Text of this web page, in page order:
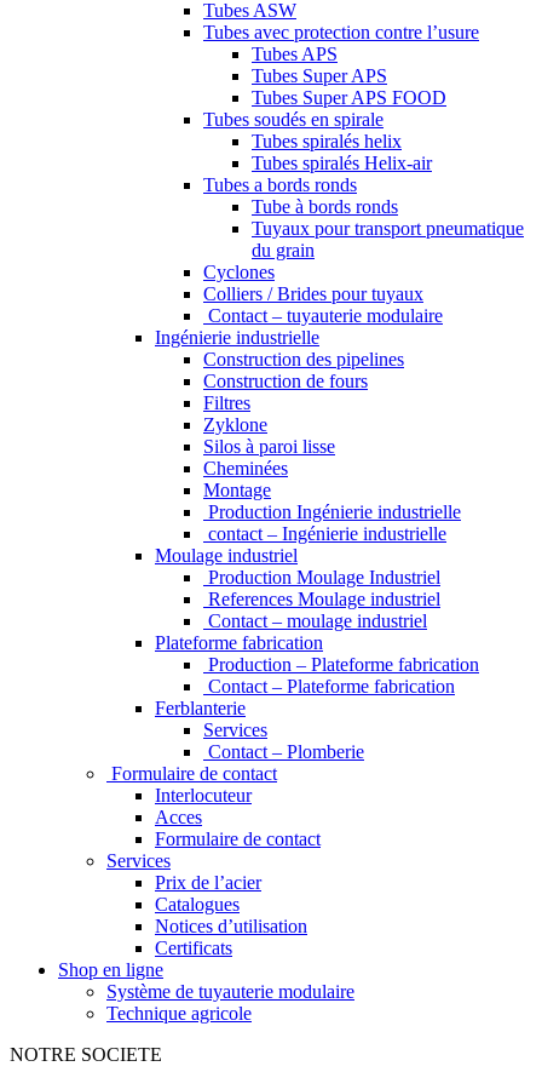
Tubes ASW
Tubes avec protection contre l’usure
Tubes APS
Tubes Super APS
Tubes Super APS FOOD
Tubes soudés en spirale
Tubes spiralés helix
Tubes spiralés Helix-air
Tubes a bords ronds
Tube à bords ronds
Tuyaux pour transport pneumatique
du grain
Cyclones
Colliers / Brides pour tuyaux
Contact – tuyauterie modulaire
Ingénierie industrielle
Construction des pipelines
Construction de fours
Filtres
Zyklone
Silos à paroi lisse
Cheminées
Montage
Production Ingénierie industrielle
contact – Ingénierie industrielle
Moulage industriel
Production Moulage Industriel
References Moulage industriel
Contact – moulage industriel
Plateforme fabrication
Production – Plateforme fabrication
Contact – Plateforme fabrication
Ferblanterie
Services
Contact – Plomberie
Formulaire de contact
Interlocuteur
Acces
Formulaire de contact
Services
Prix de l’acier
Catalogues
Notices d’utilisation
Certificats
Shop en ligne
Système de tuyauterie modulaire
Technique agricole
NOTRE SOCIETE